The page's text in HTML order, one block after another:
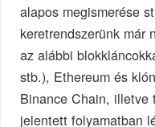
alapos megismerése
keretrendszerünk már
az alábbi
stb.), Ethereum és
Binance Chain, illetve
jelentett folyamatban